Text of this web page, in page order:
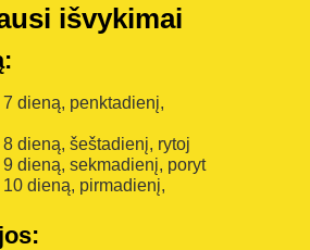
išvykimai
dieną, penktadienį,
dieną, šeštadienį, rytoj
dieną, sekmadienį, poryt
dieną, pirmadienį,